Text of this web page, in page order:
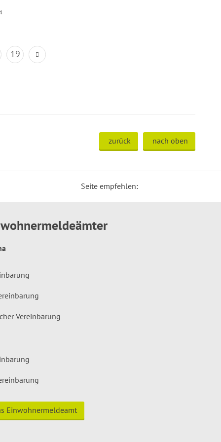
19
zurück nach oben
Seite empfehlen:
Vereinbarung
Einwohnermeldeamt